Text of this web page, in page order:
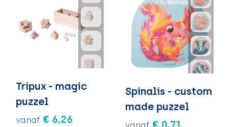
Tripux - magic
puzzel
vanaf € 6,26
Spinalis - custom
made puzzel
vanaf € 0,71